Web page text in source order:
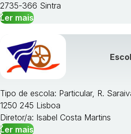
2735-366 Sintra
Ler mais
Tipo de escola: Particular, R.
1250 245 Lisboa
Diretor/a: Isabel Costa Martins
Ler mais